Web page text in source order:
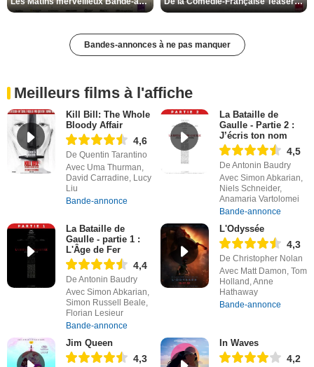
Bandes-annonces à ne pas manquer
Meilleurs films à l'affiche
Kill Bill: The Whole
Bloody Affair
4,6
De Quentin Tarantino
Avec Uma Thurman,
David Carradine, Lucy
Liu
Bande-annonce
La Bataille de
Gaulle - Partie 2 :
J’écris ton nom
4,5
De Antonin Baudry
Avec Simon Abkarian,
Niels Schneider,
Anamaria Vartolomei
Bande-annonce
La Bataille de
Gaulle - partie 1 :
L'Âge de Fer
4,4
De Antonin Baudry
Avec Simon Abkarian,
Simon Russell Beale,
Florian Lesieur
Bande-annonce
L'Odyssée
4,3
De Christopher Nolan
Avec Matt Damon, Tom
Holland, Anne
Hathaway
Bande-annonce
Jim Queen
4,3
In Waves
4,2